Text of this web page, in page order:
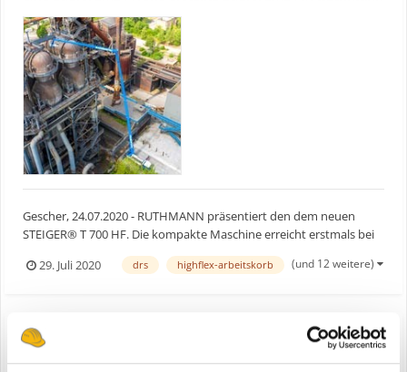
Gescher, 24.07.2020 - RUTHMANN präsentiert den dem neuen
STEIGER® T 700 HF. Die kompakte Maschine erreicht erstmals bei
RUTHMANN mit einem Fahrgestell unter 12 m Länge, 70 m
Arbeitshöhe und überragende 41 m Reichweite. Bauforum24
29. Juli 2020 drs highflex-arbeitskorb (und 12 weitere)